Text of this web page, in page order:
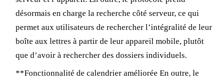
désormais en charge la recherche côté serveur, ce qui
permet aux utilisateurs de rechercher l’intégralité de leur
boîte aux lettres à partir de leur appareil mobile, plutôt
que d’avoir à rechercher des dossiers individuels.
**Fonctionnalité de calendrier améliorée En outre, le